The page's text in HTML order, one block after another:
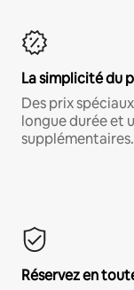
La simplicité du
Des prix
longue durée et
Réservez en